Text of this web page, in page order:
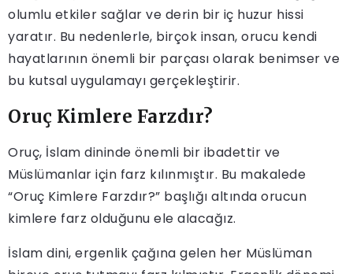
olumlu etkiler sağlar ve derin bir iç huzur hissi
yaratır. Bu nedenlerle, birçok insan, orucu kendi
hayatlarının önemli bir parçası olarak benimser ve
bu kutsal uygulamayı gerçekleştirir.
Oruç Kimlere Farzdır?
Oruç, İslam dininde önemli bir ibadettir ve
Müslümanlar için farz kılınmıştır. Bu makalede
“Oruç Kimlere Farzdır?” başlığı altında orucun
kimlere farz olduğunu ele alacağız.
İslam dini, ergenlik çağına gelen her Müslüman